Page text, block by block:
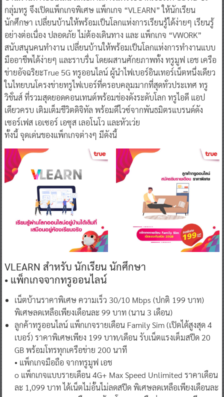
กลุ่มทรู จึงเปิดแพ็กเกจพิเศษ แพ็กเกจ “VLEARN” ให้นักเรียน
นักศึกษา เปลี่ยนบ้านให้พร้อมเป็นโลกแห่งการเรียนรู้ได้ง่ายๆ เรียนรู้
อย่างต่อเนื่อง ปลอดภัย ไม่ต้องเดินทาง และ แพ็กเกจ “VWORK”
สนับสนุนคนทำงาน เปลี่ยนบ้านให้พร้อมเป็นโลกแห่งการทำงานแบบ
มืออาชีพได้ง่ายๆ และราบรื่น โดยผสานศักยภาพทั้ง ทรูมูฟ เอช เครือ
ข่ายอัจฉริยะTrue 5G ทรูออนไลน์ ผู้นำไฟเบอร์อินเทอร์เน็ตหนึ่งเดียว
ในไทยบนโครงข่ายทรูไฟเบอร์ที่ครอบคลุมมากที่สุดทั่วประเทศ ทรู
วิชั่นส์ ที่รวมสุดยอดคอนเทนต์พร้อมช่องดังระดับโลก ทรูไอดี แอป
เดียวครบ เติมเต็มชีวิตดิจิทัล พร้อมดีไวซ์จากพันธมิตรแบรนด์ดัง
เซอร์เฟส เอเซอร์ เอซุส เลอโนโว และหัวเว่ย
ทั้งนี้ จุดเด่นของแพ็กเกจต่างๆ มีดังนี้
VLEARN สำหรับ นักเรียน นักศึกษา
• แพ็กเกจจากทรูออนไลน์
เน็ตบ้านราคาพิเศษ ความเร็ว 30/10 Mbps (ปกติ 199 บาท)
พิเศษลดเหลือเพียงเดือนละ 99 บาท (นาน 3 เดือน)
ลูกค้าทรูออนไลน์ แพ็กเกจรายเดือน Family Sim (เปิดได้สูงสุด 4
เบอร์) ราคาพิเศษเพียง 199 บาท/เดือน รับเน็ตแรงเต็มสปีด 20
GB พร้อมโทรทุกเครือข่าย 200 นาที
• แพ็กเกจมือถือ จากทรูมูฟ เอช
o แพ็กเกจแบบรายเดือน 4G+ Max Speed Unlimited ราคาเดือน
ละ 1,099 บาท ได้เน็ตไม่อั้นไม่ลดสปีด พิเศษลดเหลือเพียงเดือนละ